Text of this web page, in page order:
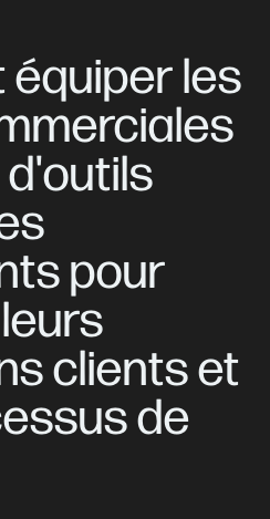
équiperles
d'outils
pour
leurs
clientset
de